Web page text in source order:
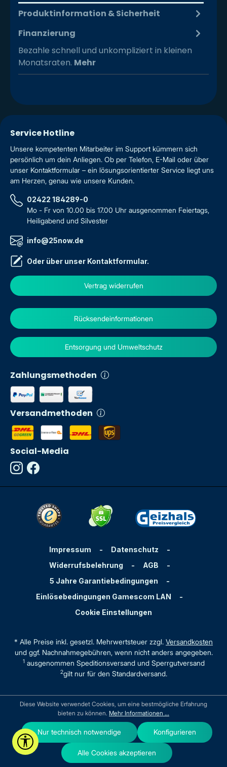
Produktinformation & Sicherheit
Finanzierung
Bezahle schnell und unkompliziert in kleinen
Monatsraten. Mehr
Service Hotline
Unsere kompetenten Mitarbeiter im Support kümmern sich
persönlich um dein Anliegen. Ob per Telefon, E-Mail oder über
unser Kontaktformular – ein lösungsorientierter Service liegt uns
am Herzen, genau wie unsere Kunden.
02422 184289-0
Mo - Fr von 10.00 bis 17.00 Uhr ausgenommen Feiertags,
Heiligabend und Silvester
info@25now.de
Oder über unser Kontaktformular.
Vertrag widerrufen
Zahlungsmethoden
Versandmethoden
Rücksendeinformationen
Entsorgung und Umweltschutz
Social-Media
Impressum - Datenschutz
-
Widerrufsbelehrung
- AGB
-
5 Jahre Garantiebedingungen
-
Einlösebedingungen Gamescom LAN
-
Cookie Einstellungen
* Alle Preise inkl. gesetzl. Mehrwertsteuer zzgl. Versandkosten
und ggf. Nachnahmegebühren, wenn nicht anders angegeben.
1ausgenommen Speditionsversand und Sperrgutversand
2gilt nur für den Standardversand.
Werkzeugleiste anzeigen
Diese Website verwendet Cookies, um eine bestmögliche Erfahrung
bieten zu können. Mehr Informationen ...
Nur technisch notwendige Konfigurieren
Alle Cookies akzeptieren